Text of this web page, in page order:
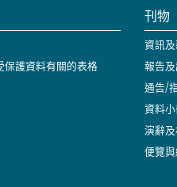
保護資料有關的表格
刊物
資訊
報告
通告/
資料
演辭
便覽